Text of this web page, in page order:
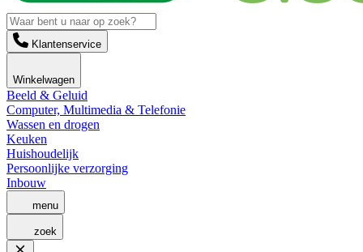
Klantenservice
Winkelwagen
Beeld & Geluid
Computer, Multimedia & Telefonie
Wassen en drogen
Keuken
Huishoudelijk
Persoonlijke verzorging
Inbouw
menu
zoek